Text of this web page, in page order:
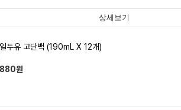
상세보기
두유 고단백 (190mL X 12개)
원